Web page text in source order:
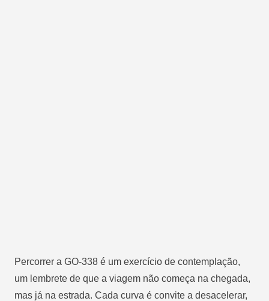
Percorrer a GO-338 é um exercício de contemplação,
um lembrete de que a viagem não começa na chegada,
mas já na estrada. Cada curva é convite a desacelerar,